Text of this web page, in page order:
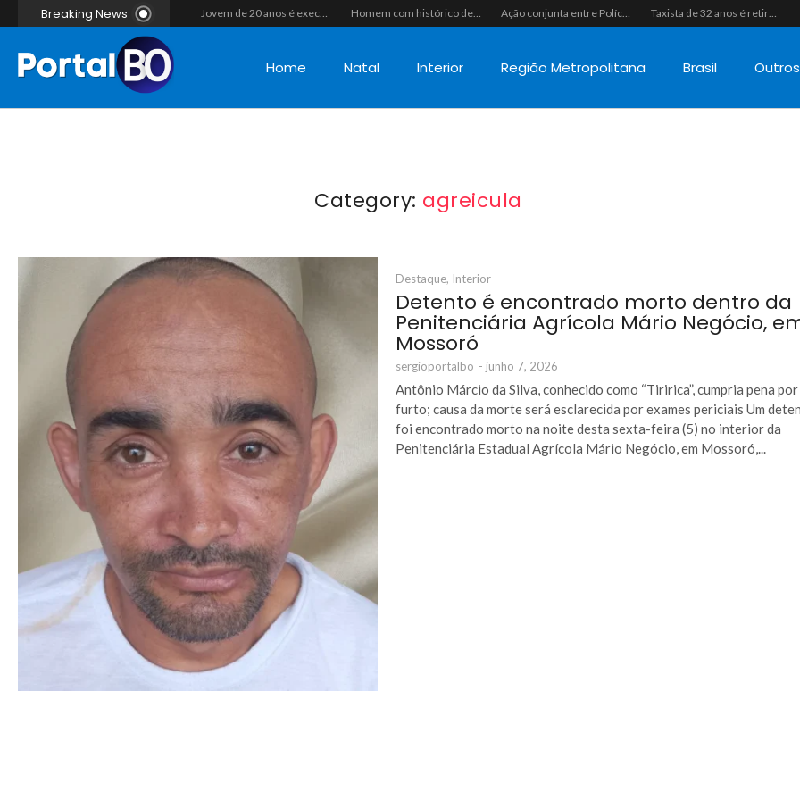
Breaking News Jovem de 20 anos é executado a tiros em rede na companhia da namorada após criminosos invadirem casa fingindo ser policiais em Assú Homem com histórico de crimes sexuais é preso preventivamente por importunação sexual em supermercado de Caicó Ação conjunta entre Polícias Civil e Militar resulta na apreensão de drogas, munições e colete tático em São Gonçalo do Amarante Taxista de 32 anos é retirado de casa à força e executado a tiros na calçada em Macaíba
Home Natal Interior Região Metropolitana Brasil Outros
Category: agreicula
Destaque, Interior
Detento é encontrado morto dentro da
Penitenciária Agrícola Mário Negócio,
Mossoró
sergioportalbo - junho 7, 2026
Antônio Márcio da Silva, conhecido como “Tiririca”, cumpria pena por
furto; causa da morte será esclarecida por exames periciais Um
foi encontrado morto na noite desta sexta-feira (5) no interior da
Penitenciária Estadual Agrícola Mário Negócio, em Mossoró,...